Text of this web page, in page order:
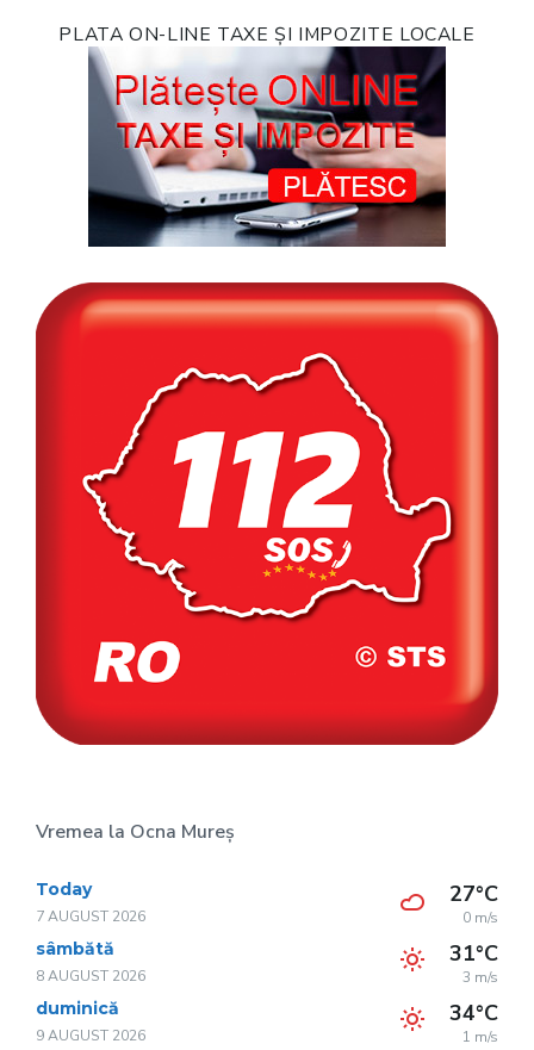
PLATA ON-LINE TAXE ȘI IMPOZITE LOCALE
Vremea la Ocna Mureș
Today
7 AUGUST 2026
27°C
0 m/s
sâmbătă
8 AUGUST 2026
31°C
3 m/s
duminică
9 AUGUST 2026
34°C
1 m/s